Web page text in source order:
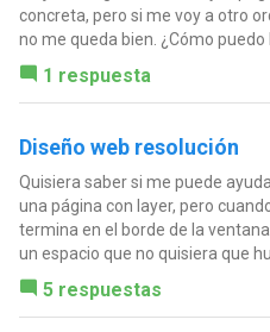
concreta, pero si me voy a otro
no me queda bien. ¿Cómo
1 respuesta
Diseño web resolución
Quisiera saber si me puede
una página con layer, pero
termina en el borde de la
un espacio que no quisiera que
5 respuestas